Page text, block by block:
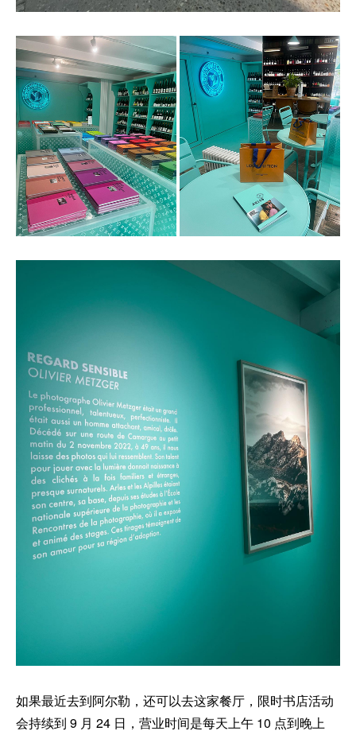
如果最近去到阿尔勒，还可以去这家餐厅，限时书店活动
会持续到 9 月 24 日，营业时间是每天上午 10 点到晚上